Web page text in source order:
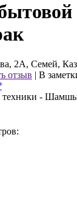
2А, Семей,
отзыв | В